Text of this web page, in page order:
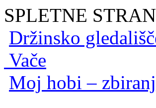
SPLETNE
Držinsko
Vače
Moj hobi –